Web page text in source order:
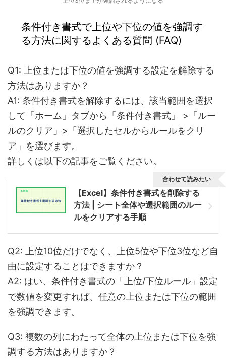
条件付き書式で上位や下位の値を強調す
る方法に関するよくある質問 (FAQ)
Q1: 上位または下位の値を強調する設定を解除する
方法はありますか？
A1: 条件付き書式を解除するには、該当範囲を選択
して「ホーム」タブから「条件付き書式」 >「ルー
ルのクリア」>「選択したセルからルールをクリ
ア」を選びます。
詳しくは以下の記事をご覧ください。
【Excel】条件付き書式を削除する
方法 | シート全体や選択範囲のルー
ルをクリアする手順
合わせて読みたい
Q2: 上位10位だけでなく、上位5位や下位3位など自
由に設定することはできますか？
A2: はい、条件付き書式の「上位/下位ルール」設定
で数値を変更すれば、任意の上位または下位の範囲
を強調できます。
Q3: 複数の列にわたって全体の上位または下位を強
調する方法はありますか？